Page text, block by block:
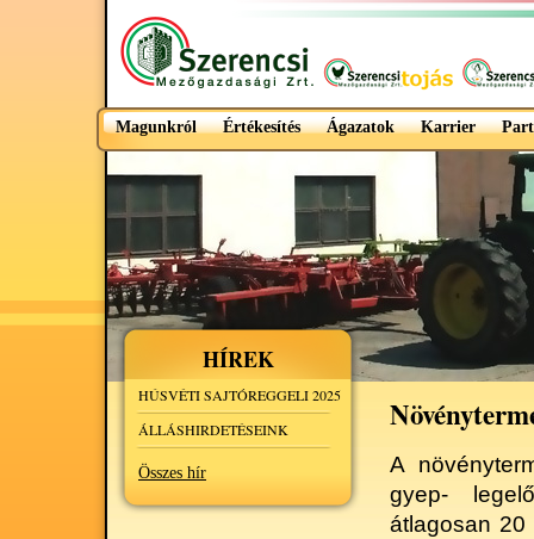
Magunkról Értékesítés Ágazatok Karrier
HÍREK
HÚSVÉTI SAJTÓREGGELI 2025
ÁLLÁSHIRDETÉSEINK
Összes hír
A
gyep-
átlagosan 20